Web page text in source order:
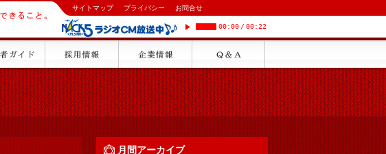
サイトマップ プライバシー お問合せ
00:00 / 00:22
月間アーカイブ